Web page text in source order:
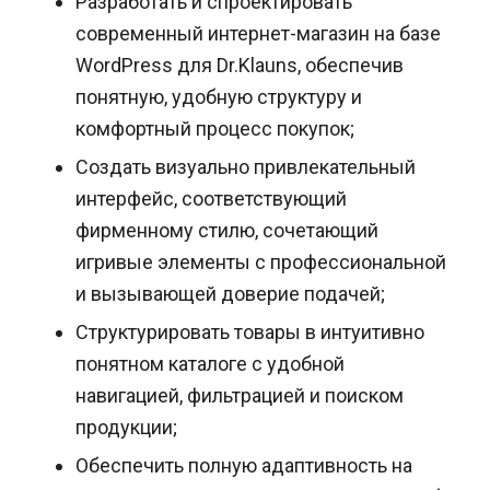
современный интернет-магазин на базе
WordPress для Dr.Klauns, обеспечив
понятную, удобную структуру и
комфортный процесс покупок;
Создать визуально привлекательный
интерфейс, соответствующий
фирменному стилю, сочетающий
игривые элементы с профессиональной
и вызывающей доверие подачей;
Структурировать товары в интуитивно
понятном каталоге с удобной
навигацией, фильтрацией и поиском
продукции;
Обеспечить полную адаптивность на